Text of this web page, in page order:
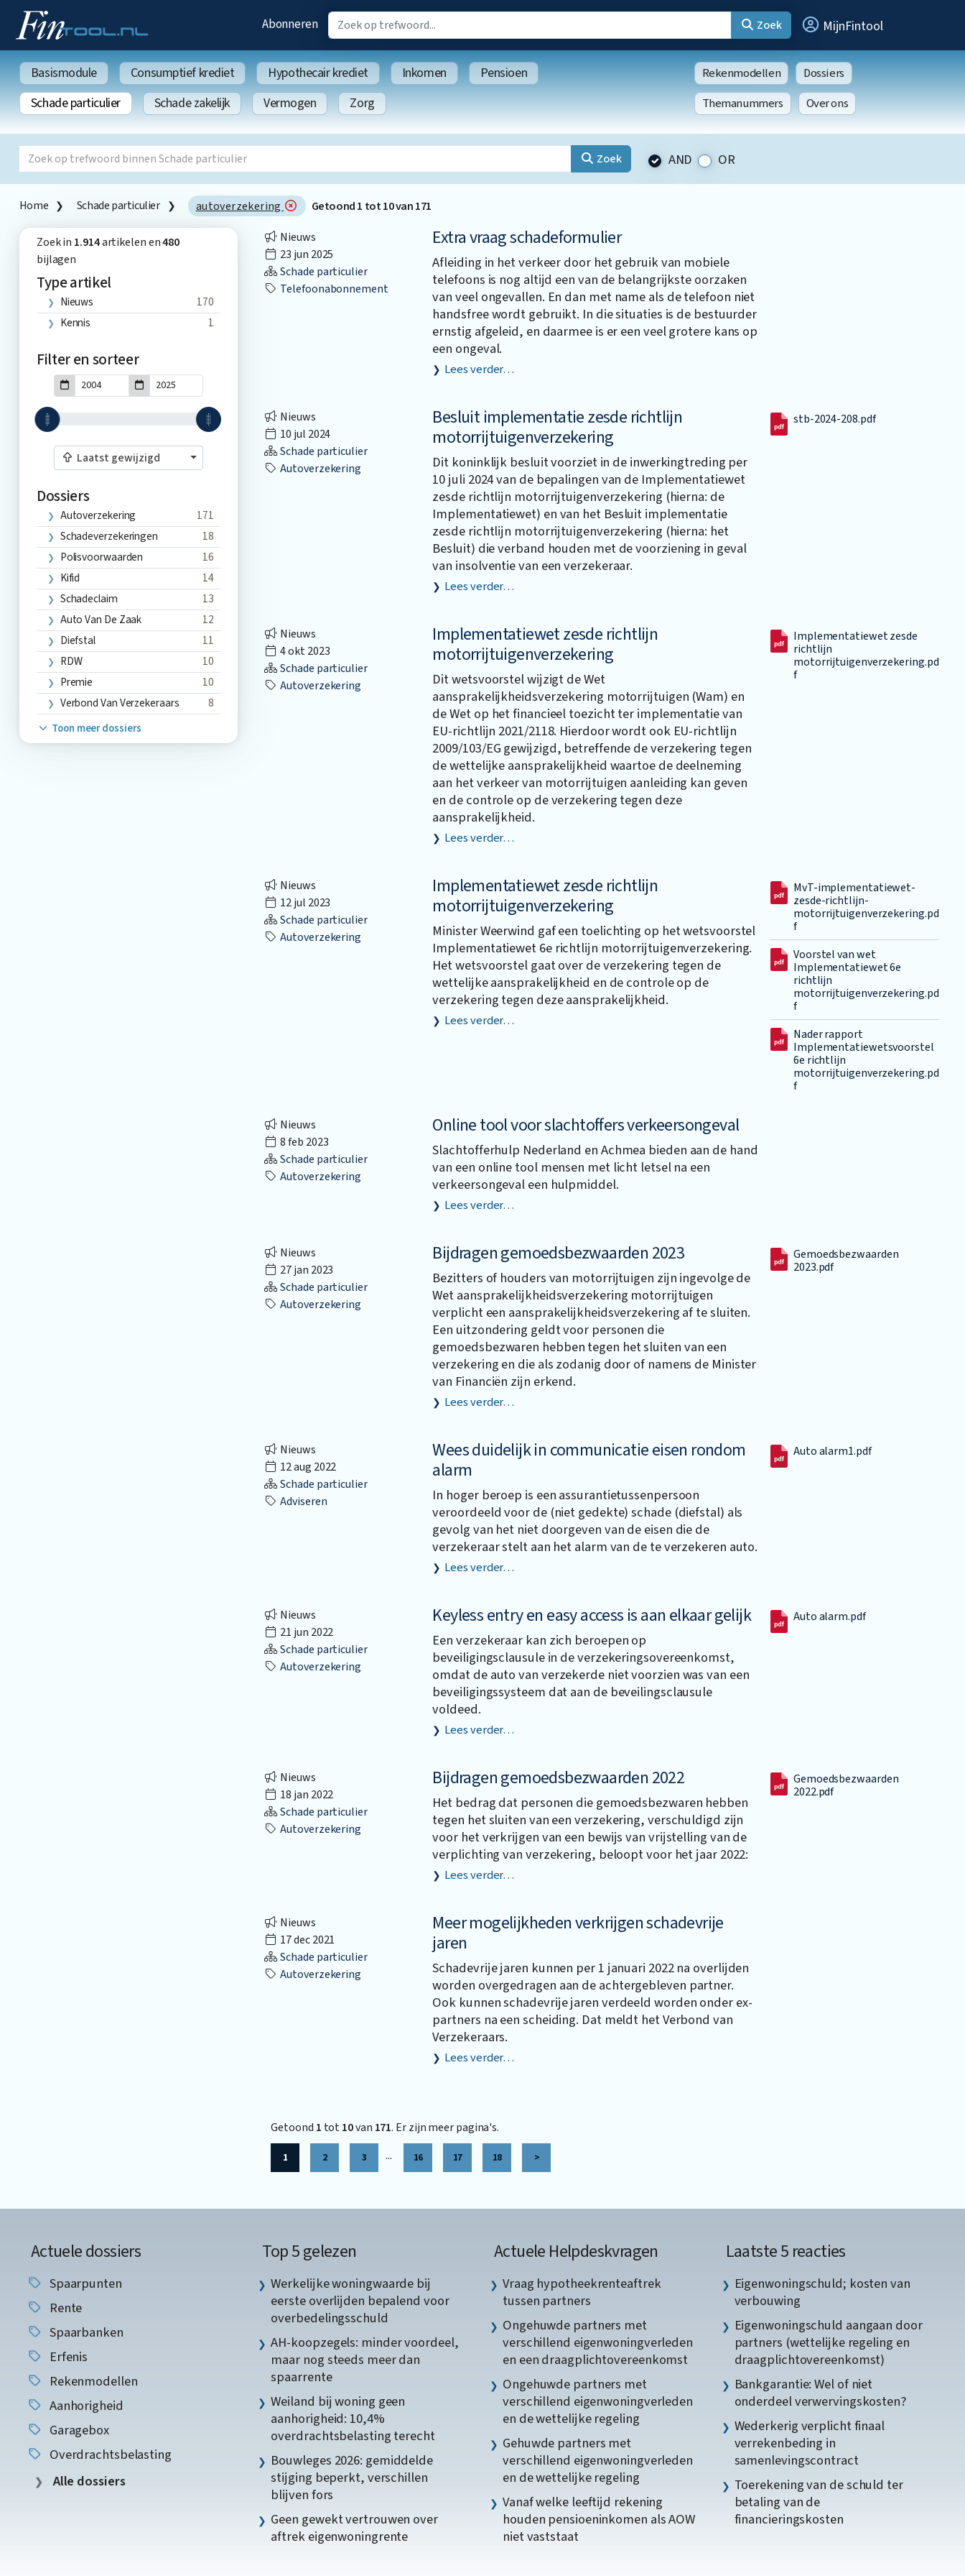
Abonneren Zoek MijnFintool
Basismodule Consumptief krediet Hypothecair krediet Inkomen
Pensioen
Schade particulier
Schade zakelijk Vermogen Zorg
Rekenmodellen
Dossiers
Themanummers
Over ons
Zoek AND OR
Home Schade particulier autoverzekering Getoond1 tot10van171
Zoek in 1.914artikelen en480
bijlagen
Type artikel
Nieuws
170
Kennis
1
Filter en sorteer
Laatst gewijzigd
Dossiers
Autoverzekering
171
Schadeverzekeringen
18
Polisvoorwaarden
16
Kifid
14
Schadeclaim
13
Auto Van De Zaak
12
Diefstal
11
RDW
10
Premie
10
Verbond Van Verzekeraars
8
Toon meer dossiers
Nieuws
23 jun 2025
Schade particulier
Telefoonabonnement
Extra vraag schadeformulier
Afleiding in het verkeer door het gebruik van mobiele
telefoons is nog altijd een van de belangrijkste oorzaken
van veel ongevallen. En dan met name als de telefoon niet
handsfree wordt gebruikt. In die situaties is de bestuurder
ernstig afgeleid, en daarmee is er een veel grotere kans op
een ongeval.
Lees verder…
Nieuws
10 jul 2024
Schade particulier
Autoverzekering
Besluit implementatie zesde richtlijn
motorrijtuigenverzekering
Dit koninklijk besluit voorziet in de inwerkingtreding per
10 juli 2024 van de bepalingen van de Implementatiewet
zesde richtlijn motorrijtuigenverzekering (hierna: de
Implementatiewet) en van het Besluit implementatie
zesde richtlijn motorrijtuigenverzekering (hierna: het
Besluit) die verband houden met de voorziening in geval
van insolventie van een verzekeraar.
Lees verder…
stb-2024-208.pdf
Nieuws
4 okt 2023
Schade particulier
Autoverzekering
Implementatiewet zesde richtlijn
motorrijtuigenverzekering
Dit wetsvoorstel wijzigt de Wet
aansprakelijkheidsverzekering motorrijtuigen (Wam) en
de Wet op het financieel toezicht ter implementatie van
EU-richtlijn 2021/2118. Hierdoor wordt ook EU-richtlijn
2009/103/EG gewijzigd, betreffende de verzekering tegen
de wettelijke aansprakelijkheid waartoe de deelneming
aan het verkeer van motorrijtuigen aanleiding kan geven
en de controle op de verzekering tegen deze
aansprakelijkheid.
Lees verder…
Implementatiewet zesde
richtlijn
motorrijtuigenverzekering.pd
f
Nieuws
12 jul 2023
Schade particulier
Autoverzekering
Implementatiewet zesde richtlijn
motorrijtuigenverzekering
Minister Weerwind gaf een toelichting op het wetsvoorstel
Implementatiewet 6e richtlijn motorrijtuigenverzekering.
Het wetsvoorstel gaat over de verzekering tegen de
wettelijke aansprakelijkheid en de controle op de
verzekering tegen deze aansprakelijkheid.
Lees verder…
MvT-implementatiewet-
zesde-richtlijn-
motorrijtuigenverzekering.pd
f
Voorstel van wet
Implementatiewet 6e
richtlijn
motorrijtuigenverzekering.pd
f
Nader rapport
Implementatiewetsvoorstel
6e richtlijn
motorrijtuigenverzekering.pd
f
Nieuws
8 feb 2023
Schade particulier
Autoverzekering
Online tool voor slachtoffers verkeersongeval
Slachtofferhulp Nederland en Achmea bieden aan de hand
van een online tool mensen met licht letsel na een
verkeersongeval een hulpmiddel.
Lees verder…
Nieuws
27 jan 2023
Schade particulier
Autoverzekering
Bijdragen gemoedsbezwaarden 2023
Bezitters of houders van motorrijtuigen zijn ingevolge de
Wet aansprakelijkheidsverzekering motorrijtuigen
verplicht een aansprakelijkheidsverzekering af te sluiten.
Een uitzondering geldt voor personen die
gemoedsbezwaren hebben tegen het sluiten van een
verzekering en die als zodanig door of namens de Minister
van Financiën zijn erkend.
Lees verder…
Gemoedsbezwaarden
2023.pdf
Nieuws
12 aug 2022
Schade particulier
Adviseren
Wees duidelijk in communicatie eisen rondom
alarm
In hoger beroep is een assurantietussenpersoon
veroordeeld voor de (niet gedekte) schade (diefstal) als
gevolg van het niet doorgeven van de eisen die de
verzekeraar stelt aan het alarm van de te verzekeren auto.
Lees verder…
Auto alarm1.pdf
Nieuws
21 jun 2022
Schade particulier
Autoverzekering
Keyless entry en easy access is aan elkaar gelijk
Een verzekeraar kan zich beroepen op
beveiligingsclausule in de verzekeringsovereenkomst,
omdat de auto van verzekerde niet voorzien was van een
beveiligingssysteem dat aan de beveilingsclausule
voldeed.
Lees verder…
Auto alarm.pdf
Nieuws
18 jan 2022
Schade particulier
Autoverzekering
Bijdragen gemoedsbezwaarden 2022
Het bedrag dat personen die gemoedsbezwaren hebben
tegen het sluiten van een verzekering, verschuldigd zijn
voor het verkrijgen van een bewijs van vrijstelling van de
verplichting van verzekering, beloopt voor het jaar 2022:
Lees verder…
Gemoedsbezwaarden
2022.pdf
Nieuws
17 dec 2021
Schade particulier
Autoverzekering
Meer mogelijkheden verkrijgen schadevrije
jaren
Schadevrije jaren kunnen per 1 januari 2022 na overlijden
worden overgedragen aan de achtergebleven partner.
Ook kunnen schadevrije jaren verdeeld worden onder ex-
partners na een scheiding. Dat meldt het Verbond van
Verzekeraars.
Lees verder…
Getoond 1 tot10van 171. Er zijn meer pagina's.
1 2 3 ... 16 17 18 >
Actuele dossiers
Spaarpunten
Rente
Spaarbanken
Erfenis
Rekenmodellen
Aanhorigheid
Garagebox
Overdrachtsbelasting
Alle dossiers
Top 5 gelezen
Werkelijke woningwaarde bij
eerste overlijden bepalend voor
overbedelingsschuld
AH-koopzegels: minder voordeel,
maar nog steeds meer dan
spaarrente
Weiland bij woning geen
aanhorigheid: 10,4%
overdrachtsbelasting terecht
Bouwleges 2026: gemiddelde
stijging beperkt, verschillen
blijven fors
Geen gewekt vertrouwen over
aftrek eigenwoningrente
Actuele Helpdeskvragen
Vraag hypotheekrenteaftrek
tussen partners
Ongehuwde partners met
verschillend eigenwoningverleden
en een draagplichtovereenkomst
Ongehuwde partners met
verschillend eigenwoningverleden
en de wettelijke regeling
Gehuwde partners met
verschillend eigenwoningverleden
en de wettelijke regeling
Vanaf welke leeftijd rekening
houden pensioeninkomen als AOW
niet vaststaat
Laatste 5 reacties
Eigenwoningschuld; kosten van
verbouwing
Eigenwoningschuld aangaan door
partners (wettelijke regeling en
draagplichtovereenkomst)
Bankgarantie: Wel of niet
onderdeel verwervingskosten?
Wederkerig verplicht finaal
verrekenbeding in
samenlevingscontract
Toerekening van de schuld ter
betaling van de
financieringskosten